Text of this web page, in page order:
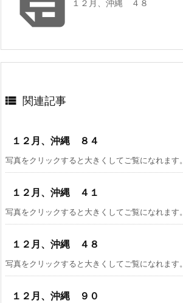
１２月、沖縄 ４８
 関連記事
１２月、沖縄 ８４
写真をクリックすると大きくしてご覧になれます。
１２月、沖縄 ４１
写真をクリックすると大きくしてご覧になれます。
１２月、沖縄 ４８
写真をクリックすると大きくしてご覧になれます。
１２月、沖縄 ９０